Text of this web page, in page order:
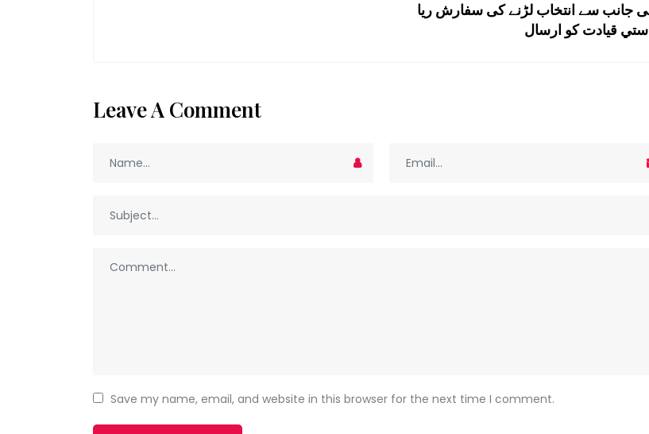
ی جانب سے انتخاب لڑنے کی سفارش ریا
ستي قيادت كو ارسال
Leave A Comment
Save my name, email, and website in this browser for the next time I comment.